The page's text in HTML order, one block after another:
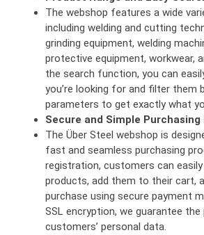
The webshop features a wide
including welding and cutting
grinding equipment, welding
protective equipment, workwear,
the search function, you can
you’re looking for and filter them
parameters to get exactly what
Secure and Simple Purchasing
The Über Steel webshop is
fast and seamless purchasing
registration, customers can
products, add them to their cart,
purchase using secure payment
SSL encryption, we guarantee
customers’ personal data.